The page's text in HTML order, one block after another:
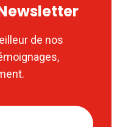
de nos